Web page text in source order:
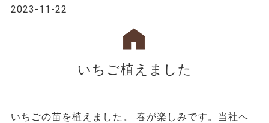
2023-11-22
いちご植えました
いちごの苗を植えました。 春が楽しみです。当社へ